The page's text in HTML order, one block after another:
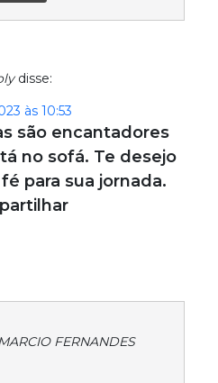
disse:
às 10:53
são encantadores
no sofá. Te desejo
para sua jornada.
MARCIO FERNANDES